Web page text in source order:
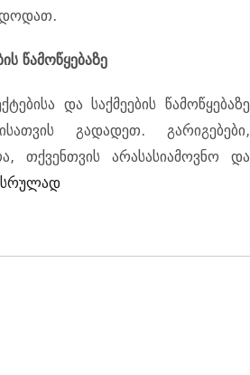
წამოწყებაზე
და საქმეების წამოწყებაზე
გადადეთ. გარიგებები,
თქვენთვის არასასიამოვნო და